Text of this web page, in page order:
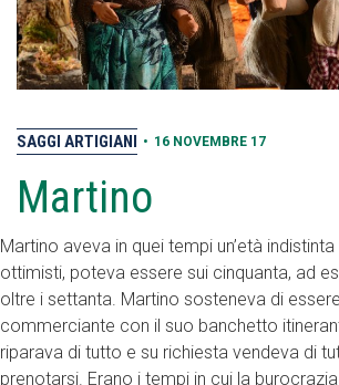
SAGGI ARTIGIANI • 16 NOVEMBRE 17
Martino
Martino aveva in quei tempi un’età
ottimisti, poteva essere sui cinquanta, ad
oltre i settanta. Martino sosteneva di
commerciante con il suo banchetto
riparava di tutto e su richiesta vendeva di
prenotarsi. Erano i tempi in cui la